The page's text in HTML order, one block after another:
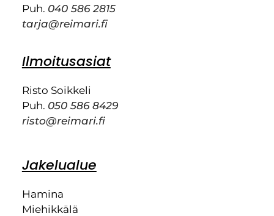
Puh. 040 586 2815
tarja@reimari.fi
Ilmoitusasiat
Risto Soikkeli
Puh. 050 586 8429
risto@reimari.fi
Jakelualue
Hamina
Miehikkälä